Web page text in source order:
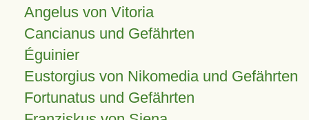
Angelus von Vitoria
Cancianus und Gefährten
Éguinier
Eustorgius von Nikomedia und Gefährten
Fortunatus und Gefährten